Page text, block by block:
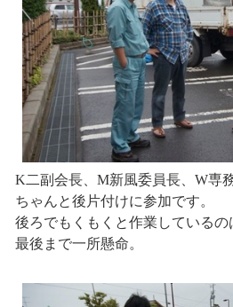
K二副会長、M新風委員長、W専
ちゃんと後片付けに参加です。
後ろでもくもくと作業しているの
最後まで一所懸命。